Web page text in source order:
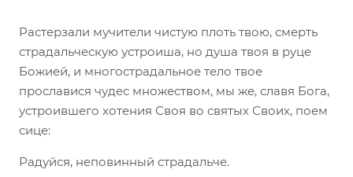
Растерзали мучители чистую плоть твою, смерть
страдальческую устроиша, но душа твоя в руце
Божией, и многострадальное тело твое
прославися чудес множеством, мы же, славя Бога,
устроившего хотения Своя во святых Своих, поем
сице:
Радуйся, неповинный страдальче.